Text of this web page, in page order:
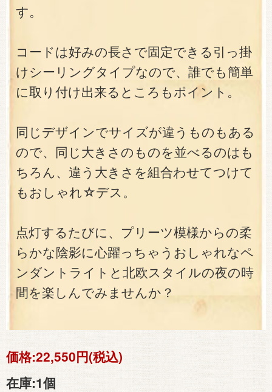
す。
コードは好みの長さで固定できる引っ掛
けシーリングタイプなので、誰でも簡単
に取り付け出来るところもポイント。
同じデザインでサイズが違うものもある
ので、同じ大きさのものを並べるのはも
ちろん、違う大きさを組合わせてつけて
もおしゃれ☆デス。
点灯するたびに、プリーツ模様からの柔
らかな陰影に心躍っちゃうおしゃれなペ
ンダントライトと北欧スタイルの夜の時
間を楽しんでみませんか？
価格:22,550円(税込)
在庫:1個